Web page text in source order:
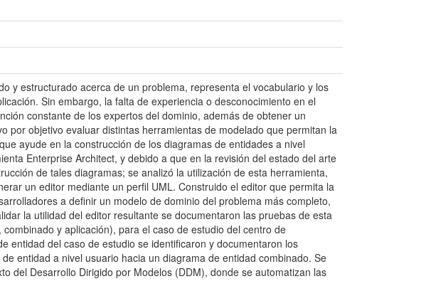
y estructurado acerca de un problema, representa el vocabulario y los
Sin embargo, la falta de experiencia o desconocimiento en el
constante de los expertos del dominio, además de obtener un
por objetivo evaluar distintas herramientas de modelado que permitan la
ayude en la construcción de los diagramas de entidades a nivel
Enterprise Architect, y debido a que en la revisión del estado del arte
de tales diagramas; se analizó la utilización de esta herramienta,
un editor mediante un perfil UML. Construido el editor que permita la
a definir un modelo de dominio del problema más completo,
la utilidad del editor resultante se documentaron las pruebas de esta
y aplicación), para el caso de estudio del centro de
entidad del caso de estudio se identificaron y documentaron los
entidad a nivel usuario hacia un diagrama de entidad combinado. Se
del Desarrollo Dirigido por Modelos (DDM), donde se automatizan las